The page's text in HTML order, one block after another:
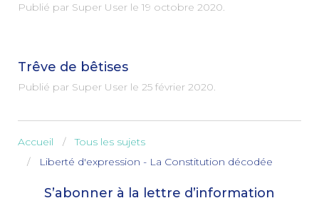
Publié par Super User le 19 octobre 2020.
Trêve de bêtises
Publié par Super User le 25 février 2020.
Accueil
Tous les sujets
Liberté d'expression - La Constitution décodée
S’abonner à la lettre d’information